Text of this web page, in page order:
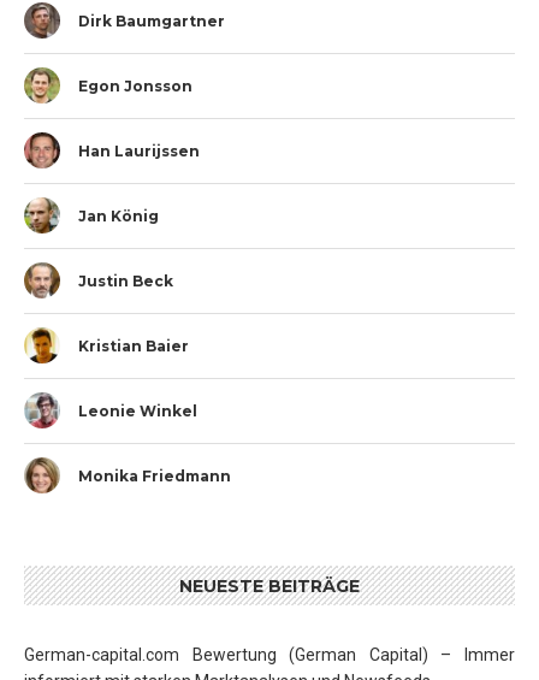
Dirk Baumgartner
Egon Jonsson
Han Laurijssen
Jan König
Justin Beck
Kristian Baier
Leonie Winkel
Monika Friedmann
NEUESTE BEITRÄGE
German-capital.com Bewertung (German Capital) – Immer